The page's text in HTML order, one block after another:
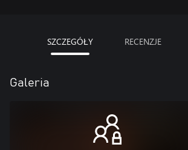
SZCZEGÓŁY RECENZJE
Galeria